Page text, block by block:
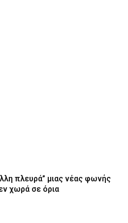
πλευρά” μιας νέας φωνής
χωρά σε όρια